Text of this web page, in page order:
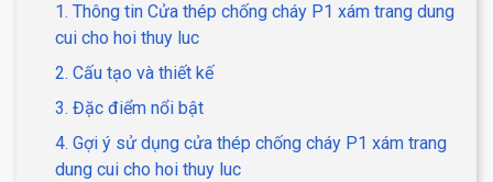
1. Thông tin Cửa thép chống cháy P1 xám trang dung
cui cho hoi thuy luc
2. Cấu tạo và thiết kế
3. Đặc điểm nổi bật
4. Gợi ý sử dụng cửa thép chống cháy P1 xám trang
dung cui cho hoi thuy luc